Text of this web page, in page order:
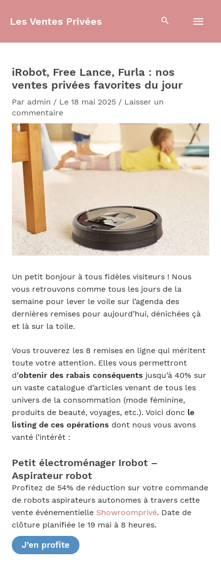
Les Ventes Privées
iRobot, Free Lance, Furla : nos
ventes privées favorites du jour
Par admin / Le 18 mai 2025 / Laisser un
commentaire
Un petit bonjour à tous fidèles visiteurs ! Nous
vous retrouvons comme tous les jours de la
semaine pour lever le voile sur l’agenda des
dernières remises pour aujourd’hui, dénichées çà
et là sur la toile.
Vous trouverez les 8 remises en ligne qui méritent
toute votre attention. Elles vous permettront
d’obtenir des rabais conséquents jusqu’à 40% sur
un vaste catalogue d’articles venant de tous les
univers de la consommation (mode féminine,
produits de beauté, voyages, etc.). Voici donc le
listing de ces opérations dont nous vous avons
vanté l’intérêt :
Petit électroménager Irobot –
Aspirateur robot
Profitez de 54% de réduction sur votre commande
de robots aspirateurs autonomes à travers cette
vente événementielle Showroomprivé. Date de
clôture planifiée le 19 mai à 8 heures.
J’en profite